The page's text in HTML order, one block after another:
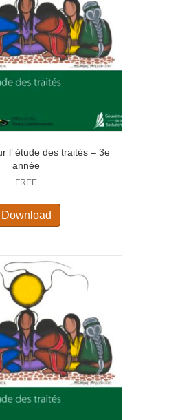
l’ étude des traités – 3e
année
FREE
Download